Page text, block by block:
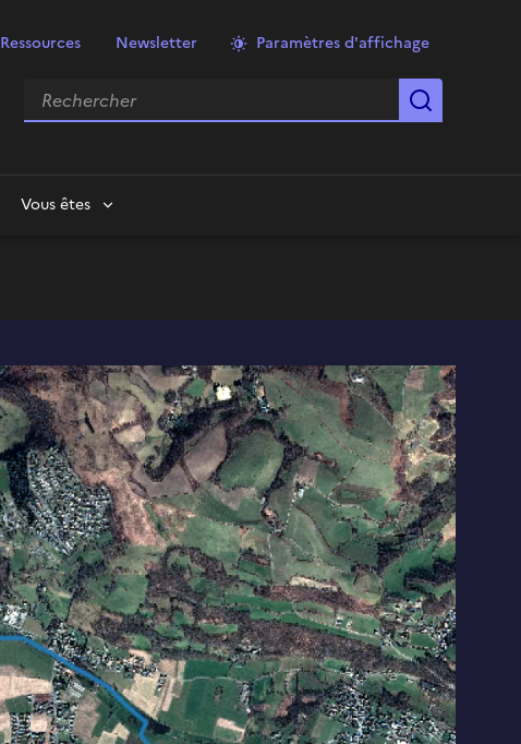
Ressources Newsletter Paramètres d'affichage
Rechercher
Vous êtes